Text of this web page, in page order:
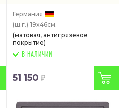
Германия
(ш.г.) 19x46см.
(матовая, антигрязевое
покрытие)
В НАЛИЧИИ
51 150